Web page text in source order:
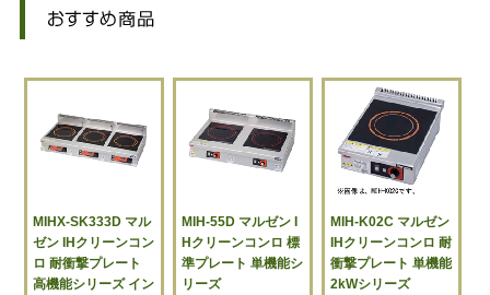
MIHX-SK333D マル
ゼン IHクリーンコン
ロ 耐衝撃プレート
高機能シリーズ イン
MIH-55D マルゼン I
Hクリーンコンロ 標
準プレート 単機能シ
リーズ
MIH-K02C マルゼン
IHクリーンコンロ 耐
衝撃プレート 単機能
2kWシリーズ